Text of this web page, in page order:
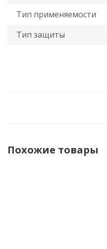
Тип применяемости
Тип защиты
Похожие товары